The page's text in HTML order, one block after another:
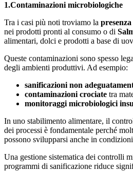
1.Contaminazioni microbiologiche
Tra i casi più noti troviamo la
nei prodotti pronti al consumo o di
alimentari, dolci e prodotti a base di
Queste contaminazioni sono spesso
degli ambienti produttivi. Ad esempio:
sanificazioni non
contaminazioni crociate tra
monitoraggi microbiologici
In uno stabilimento alimentare, il
dei processi è fondamentale perché
possono svilupparsi anche in
Una gestione sistematica dei controlli
programmi di sanificazione riduce